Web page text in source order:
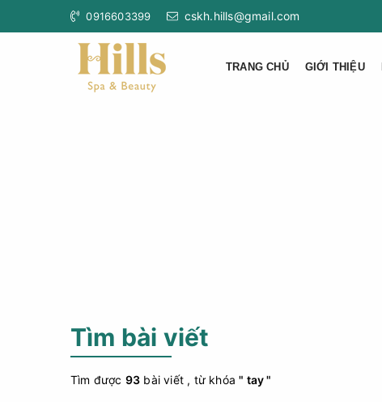
0916603399 cskh.hills@gmail.com
TRANG CHỦ GIỚI THIỆU
Tìm bài viết
Tìm được 93 bài viết , từ khóa" tay "